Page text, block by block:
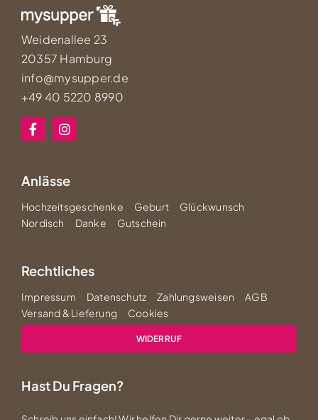
Weidenallee 23
20357 Hamburg
info@mysupper.de
+49 40 5220 8990
Anlässe
Hochzeitsgeschenke Geburt
Glückwunsch
Nordisch
Danke Gutschein
Rechtliches
Impressum Datenschutz Zahlungsweisen
AGB
Versand & Lieferung
Cookies
WIDERRUF
Hast Du Fragen?